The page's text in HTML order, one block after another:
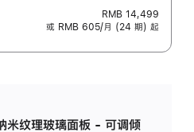
RMB 14,499
或 RMB 605/月 (24 期) 起
纹理玻璃面板 - 可调倾